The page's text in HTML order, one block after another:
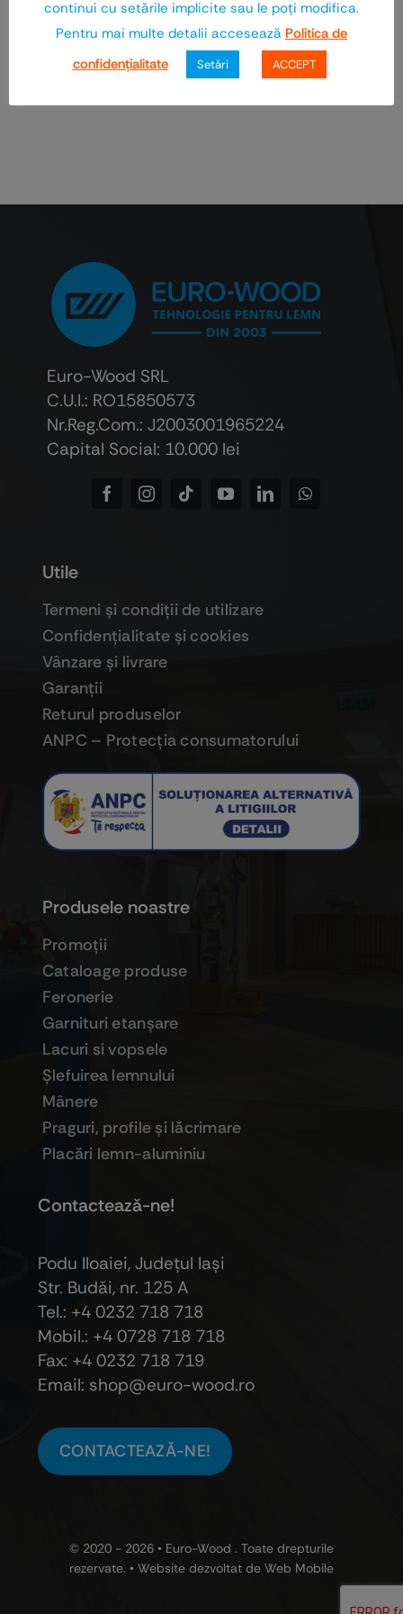
TEHNICA SCHWEIZ IMPEX SRL
Euro-Wood SRL
C.U.I.: RO15850573
Nr.Reg.Com.: J2003001965224
Capital Social: 10.000 lei
Produsele noastre
Promoţii
Cataloage produse
Feronerie
Garnituri etanşare
Lacuri si vopsele
Şlefuirea lemnului
Mânere
Praguri, profile şi lăcrimare
Placări lemn-aluminiu
Utile
Termeni şi condiţii de utilizare
Confidenţialitate şi cookies
Vânzare şi livrare
Garanţii
Returul produselor
ANPC – Protecţia consumatorului
Contactează-ne!
Podu Iloaiei, Judeţul Iaşi
Str. Budăi, nr. 125 A
Tel.: +4 0232 718 718
Mobil.: +4 0728 718 718
Fax: +4 0232 718 719
Email: shop@euro-wood.ro
CONTACTEAZĂ-NE!
© 2020 - 2026 • Euro-Wood . Toate drepturile
rezervate. • Website dezvoltat de Web Mobile
continui cu setările implicite sau le poţi modifica.
Pentru mai multe detalii accesează Politica de
confidenţialitate
Setări ACCEPT